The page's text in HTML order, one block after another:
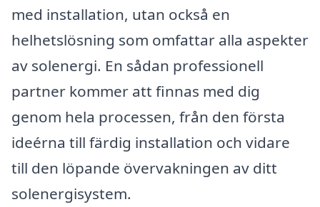
med installation, utan också en
helhetslösning som omfattar alla aspekter
av solenergi. En sådan professionell
partner kommer att finnas med dig
genom hela processen, från den första
ideérna till färdig installation och vidare
till den löpande övervakningen av ditt
solenergisystem.